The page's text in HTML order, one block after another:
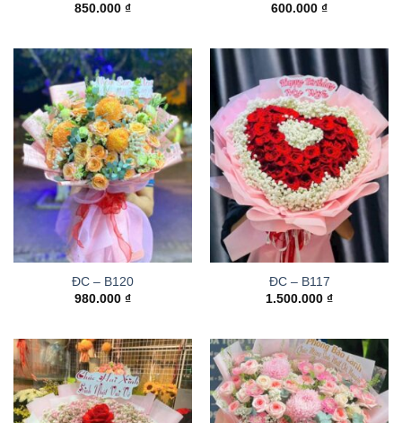
850.000 ₫
600.000 ₫
ĐC – B120
980.000 ₫
ĐC – B117
1.500.000 ₫